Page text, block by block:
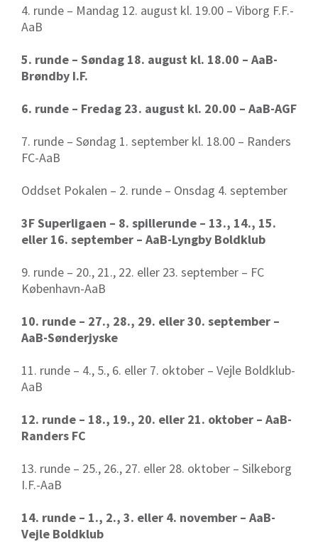
4. runde – Mandag 12. august kl. 19.00 – Viborg F.F.-
AaB
5. runde – Søndag 18. august kl. 18.00 – AaB-
Brøndby I.F.
6. runde – Fredag 23. august kl. 20.00 – AaB-AGF
7. runde – Søndag 1. september kl. 18.00 – Randers
FC-AaB
Oddset Pokalen – 2. runde – Onsdag 4. september
3F Superligaen – 8. spillerunde – 13., 14., 15.
eller 16. september – AaB-Lyngby Boldklub
9. runde – 20., 21., 22. eller 23. september – FC
København-AaB
10. runde – 27., 28., 29. eller 30. september –
AaB-Sønderjyske
11. runde – 4., 5., 6. eller 7. oktober – Vejle Boldklub-
AaB
12. runde – 18., 19., 20. eller 21. oktober – AaB-
Randers FC
13. runde – 25., 26., 27. eller 28. oktober – Silkeborg
I.F.-AaB
14. runde – 1., 2., 3. eller 4. november – AaB-
Vejle Boldklub